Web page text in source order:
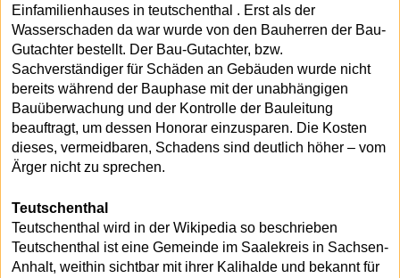
Einfamilienhauses in teutschenthal . Erst als der
Wasserschaden da war wurde von den Bauherren der Bau-
Gutachter bestellt. Der Bau-Gutachter, bzw.
Sachverständiger für Schäden an Gebäuden wurde nicht
bereits während der Bauphase mit der unabhängigen
Bauüberwachung und der Kontrolle der Bauleitung
beauftragt, um dessen Honorar einzusparen. Die Kosten
dieses, vermeidbaren, Schadens sind deutlich höher – vom
Ärger nicht zu sprechen.
Teutschenthal
Teutschenthal wird in der Wikipedia so beschrieben
Teutschenthal ist eine Gemeinde im Saalekreis in Sachsen-
Anhalt, weithin sichtbar mit ihrer Kalihalde und bekannt für